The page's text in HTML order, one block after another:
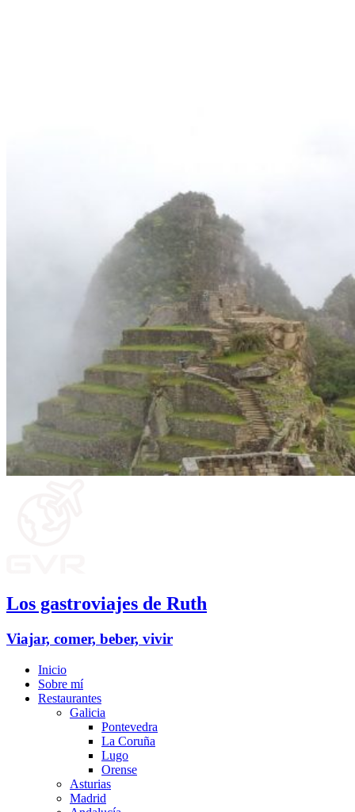
Los gastroviajes de Ruth
Viajar, comer, beber, vivir
Inicio
Sobre mí
Restaurantes
Galicia
Pontevedra
La Coruña
Lugo
Orense
Asturias
Madrid